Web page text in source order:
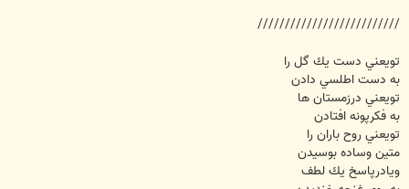
//////////////////////////
تويعني دست يك گل را
به دست اطلسي دادن
تويعني درزمستان ها
به فكرپونه افتادن
تويعني روح باران را
متين وساده بوسيدن
ويادرپاسخ يك لطف